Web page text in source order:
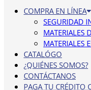
COMPRA EN LÍNEA
SEGURIDAD
MATERIALES
MATERIALES
CATALÓGO
¿QUIÉNES SOMOS?
CONTÁCTANOS
PAGA TU CRÉDITO